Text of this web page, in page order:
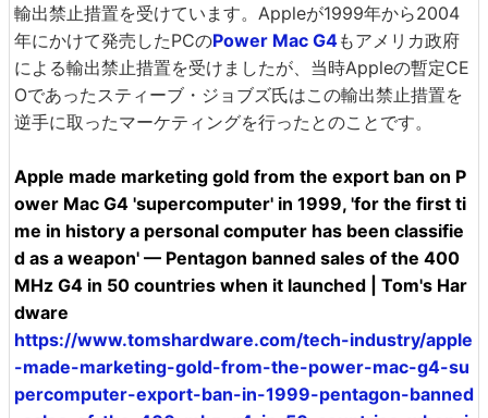
輸出禁止措置を受けています。Appleが1999年から2004
年にかけて発売したPCのPower Mac G4もアメリカ政府
による輸出禁止措置を受けましたが、当時Appleの暫定CE
Oであったスティーブ・ジョブズ氏はこの輸出禁止措置を
逆手に取ったマーケティングを行ったとのことです。
Apple made marketing gold from the export ban on P
ower Mac G4 'supercomputer' in 1999, 'for the first ti
me in history a personal computer has been classifie
d as a weapon' — Pentagon banned sales of the 400
MHz G4 in 50 countries when it launched | Tom's Har
dware
https://www.tomshardware.com/tech-industry/apple
-made-marketing-gold-from-the-power-mac-g4-su
percomputer-export-ban-in-1999-pentagon-banned